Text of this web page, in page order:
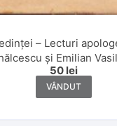
– Lecturi
și Emilian
50 lei
VÂNDUT